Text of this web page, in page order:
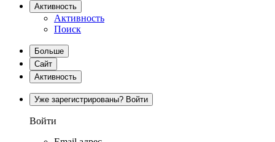
Активность
Активность
Поиск
Больше
Сайт
Активность
Уже зарегистрированы? Войти
Войти